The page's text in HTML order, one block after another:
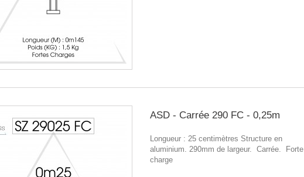
ASD - Carrée 290 FC - 0,25m
Longueur : 25 centimètres Structure en
aluminium. 290mm de largeur. Carrée. Forte
charge